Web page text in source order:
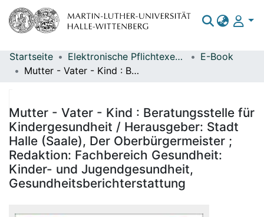
Bereiche & Sammlungen
Statistiken
Startseite Elektronische Pflichtexemplare
E-Book
Mutter - Vater - Kind : Beratungsstelle für Kindergesundheit / Herausgeber: Stadt Halle (Saale), Der Oberbürgermeister ; Redaktion: Fachbereich Gesundheit: Kinder- und Jugendgesundheit, Gesundheitsberichterstattung
Mutter - Vater - Kind : Beratungsstelle für
Kindergesundheit / Herausgeber: Stadt
Halle (Saale), Der Oberbürgermeister ;
Redaktion: Fachbereich Gesundheit:
Kinder- und Jugendgesundheit,
Gesundheitsberichterstattung